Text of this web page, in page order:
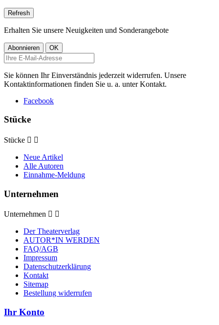
Erhalten Sie unsere Neuigkeiten und Sonderangebote
Sie können Ihr Einverständnis jederzeit widerrufen. Unsere
Kontaktinformationen finden Sie u. a. unter Kontakt.
Facebook
Stücke
Stücke  
Neue Artikel
Alle Autoren
Einnahme-Meldung
Unternehmen
Unternehmen  
Der Theaterverlag
AUTOR*IN WERDEN
FAQ/AGB
Impressum
Datenschutzerklärung
Kontakt
Sitemap
Bestellung widerrufen
Ihr Konto